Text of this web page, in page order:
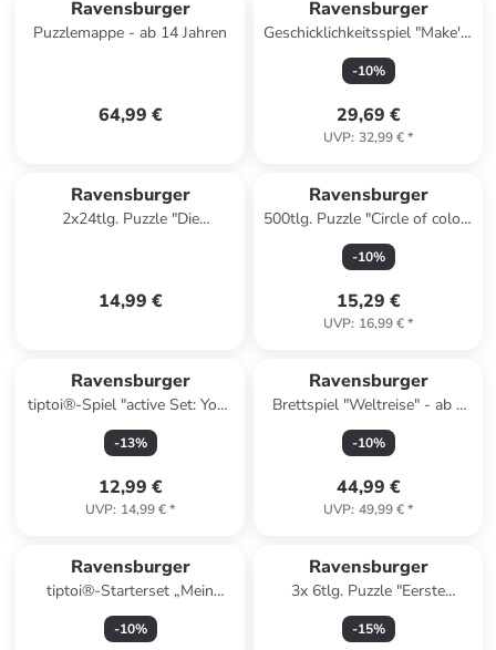
Ravensburger
Puzzlemappe - ab 14 Jahren
64,99 €
Ravensburger
Geschicklichkeitsspiel "Make'n'
Break Junior" - ab 5 Jahren
-10%
29,69 €
UVP: 32,99 €*
Ravensburger
2x24tlg. Puzzle "Die
14,99 €
Ravensburger
500tlg. Puzzle "Circle of colors
- Ocean" - ab 12 Jahren
-10%
15,29 €
UVP: 16,99 €*
Ravensburger
tiptoi®-Spiel "active Set: Yoga
für Kinder" - ab 3 Jahren
-13%
12,99 €
UVP: 14,99 €*
Ravensburger
Brettspiel "Weltreise" - ab 8
Jahren
-10%
44,99 €
UVP: 49,99 €*
Ravensburger
tiptoi®-Starterset „Mein
Wörter-Bilderbuch -
Kindergarten" - ab 3 Jahren
-10%
Ravensburger
3x 6tlg. Puzzle "Eerste
Puzzles: Fahrzeuge" - ab 2
Jahren
-15%